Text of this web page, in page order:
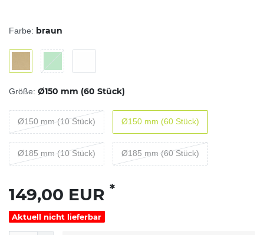
Farbe: braun
Größe: Ø150 mm (60 Stück)
Ø150 mm (10 Stück) Ø150 mm (60 Stück)
Ø185 mm (10 Stück) Ø185 mm (60 Stück)
149,00 EUR *
Aktuell nicht lieferbar